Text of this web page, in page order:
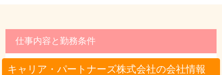
仕事内容と勤務条件
キャリア・パートナーズ株式会社の会社情報